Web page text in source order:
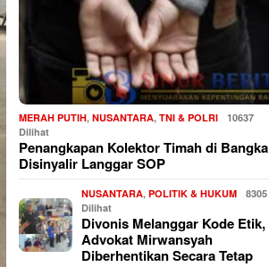
MERAH PUTIH,NUSANTARA,TNI & POLRI
10637
Dilihat
Penangkapan Kolektor Timah di Bangka
Disinyalir Langgar SOP
NUSANTARA,POLITIK & HUKUM
8305
Dilihat
Divonis Melanggar Kode Etik,
Advokat Mirwansyah
Diberhentikan Secara Tetap